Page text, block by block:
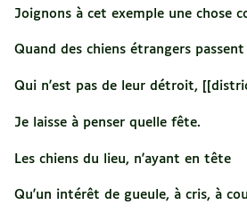
Joignons à cet exemple une chose
Quand des chiens étrangers
Qui n'est pas de leur détroit,
Je laisse à penser quelle fête.
Les chiens du lieu, n'ayant en tête
Qu'un intérêt de gueule, à cris, à